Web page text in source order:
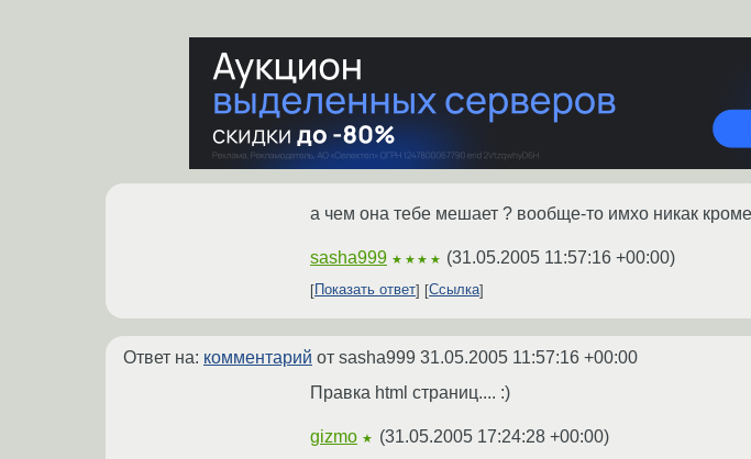
а чем она тебе мешает ? вообще-то имхо никак
sasha999 ★★★★ (31.05.2005 11:57:16 +00:00)
Показать ответ Ссылка
Ответ на: комментарий от sasha999 31.05.2005 11:57:16 +00:00
Правка html страниц.... :)
gizmo ★ (31.05.2005 17:24:28 +00:00)